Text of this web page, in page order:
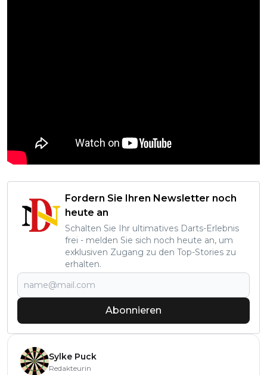
Fordern Sie Ihren Newsletter noch
heute an
Schalten Sie Ihr ultimatives Darts-Erlebnis
frei - melden Sie sich noch heute an, um
exklusiven Zugang zu den Top-Stories zu
erhalten.
Abonnieren
Sylke Puck
Redakteurin